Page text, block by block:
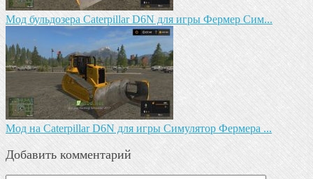
Мод бульдозера Caterpillar D6N для игры Фермер Сим...
Мод на Caterpillar D6N для игры Симулятор Фермера ...
Добавить комментарий